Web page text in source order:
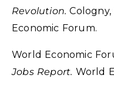
Revolution.
Economic Forum.
World Economic
Jobs Report. World